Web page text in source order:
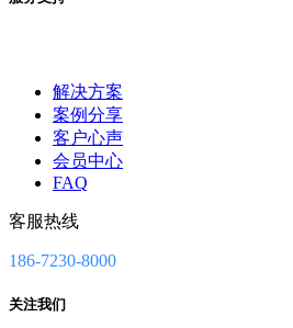
解决方案
案例分享
客户心声
会员中心
FAQ
客服热线
186-7230-8000
关注我们